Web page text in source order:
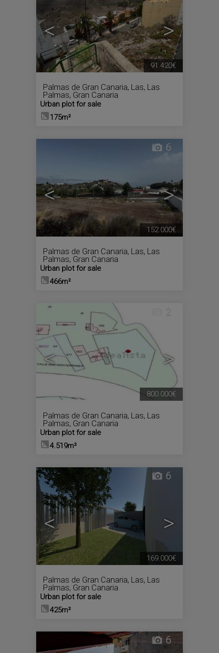
< >
Palmas de Gran Canaria, Las, Las
Palmas, Gran Canaria
Urban plot for sale
175m²
91.420€
< >
6
Palmas de Gran Canaria, Las, Las
Palmas, Gran Canaria
Urban plot for sale
466m²
152.000€
< >
2
Palmas de Gran Canaria, Las, Las
Palmas, Gran Canaria
Urban plot for sale
4.519m²
800.000€
< >
6
Palmas de Gran Canaria, Las, Las
Palmas, Gran Canaria
Urban plot for sale
425m²
169.000€
6